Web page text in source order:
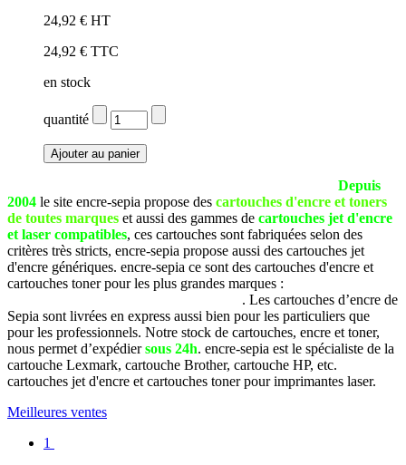
24,92 € HT
24,92 € TTC
en stock
quantité
Depuis
2004 le site encre-sepia propose des cartouches d'encre et toners
de toutes marques et aussi des gammes de cartouches jet d'encre
et laser compatibles, ces cartouches sont fabriquées selon des
critères très stricts, encre-sepia propose aussi des cartouches jet
d'encre génériques. encre-sepia ce sont des cartouches d'encre et
cartouches toner pour les plus grandes marques :
. Les cartouches d’encre de
Sepia sont livrées en express aussi bien pour les particuliers que
pour les professionnels. Notre stock de cartouches, encre et toner,
nous permet d’expédiersous 24h. encre-sepia est le spécialiste de la
cartouche Lexmark, cartouche Brother, cartouche HP, etc.
cartouches jet d'encre et cartouches toner pour imprimantes laser.
Meilleures ventes
1